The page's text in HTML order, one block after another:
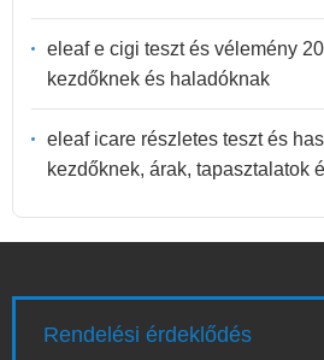
eleaf e cigi teszt és vélemény
kezdőknek és haladóknak
eleaf icare részletes teszt és
kezdőknek, árak, tapasztalatok
Rendelési érdeklődés